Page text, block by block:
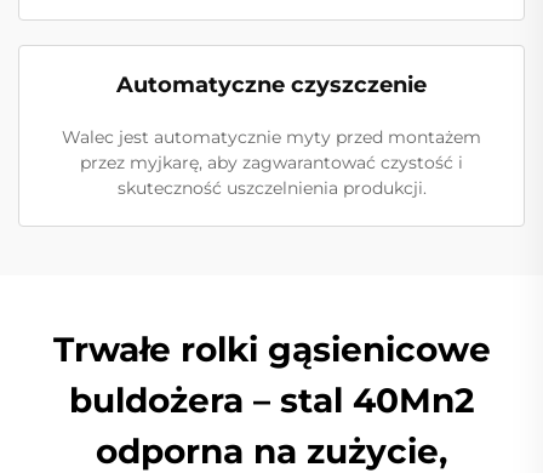
Automatyczne czyszczenie
Walec jest automatycznie myty przed montażem
przez myjkarę, aby zagwarantować czystość i
skuteczność uszczelnienia produkcji.
Trwałe rolki gąsienicowe
buldożera – stal 40Mn2
odporna na zużycie,